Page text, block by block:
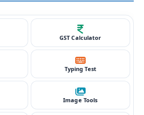
GST Calculator
Typing Test
Image Tools